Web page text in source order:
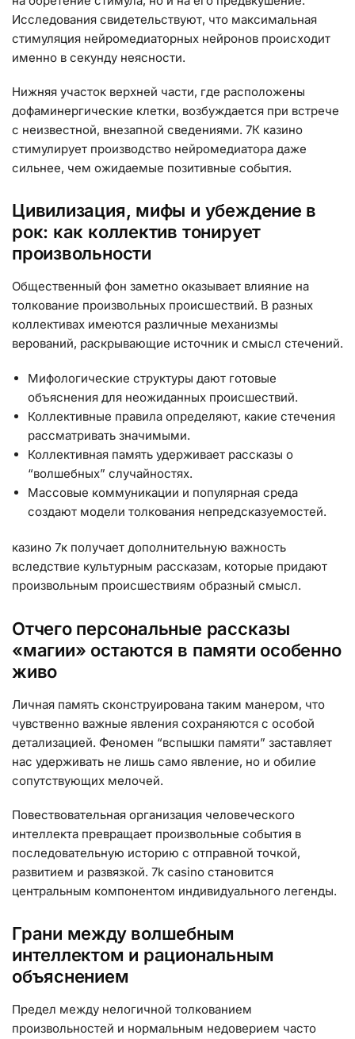
Исследования свидетельствуют, что максимальная
стимуляция нейромедиаторных нейронов происходит
именно в секунду неясности.
Нижняя участок верхней части, где расположены
дофаминергические клетки, возбуждается при встрече
с неизвестной, внезапной сведениями. 7К казино
стимулирует производство нейромедиатора даже
сильнее, чем ожидаемые позитивные события.
Цивилизация, мифы и убеждение в
рок: как коллектив тонирует
произвольности
Общественный фон заметно оказывает влияние на
толкование произвольных происшествий. В разных
коллективах имеются различные механизмы
верований, раскрывающие источник и смысл стечений.
Мифологические структуры дают готовые
объяснения для неожиданных происшествий.
Коллективные правила определяют, какие стечения
рассматривать значимыми.
Коллективная память удерживает рассказы о
“волшебных” случайностях.
Массовые коммуникации и популярная среда
создают модели толкования непредсказуемостей.
казино 7к получает дополнительную важность
вследствие культурным рассказам, которые придают
произвольным происшествиям образный смысл.
Отчего персональные рассказы
«магии» остаются в памяти особенно
живо
Личная память сконструирована таким манером, что
чувственно важные явления сохраняются с особой
детализацией. Феномен “вспышки памяти” заставляет
нас удерживать не лишь само явление, но и обилие
сопутствующих мелочей.
Повествовательная организация человеческого
интеллекта превращает произвольные события в
последовательную историю с отправной точкой,
развитием и развязкой. 7k casino становится
центральным компонентом индивидуального легенды.
Грани между волшебным
интеллектом и рациональным
объяснением
Предел между нелогичной толкованием
произвольностей и нормальным недоверием часто